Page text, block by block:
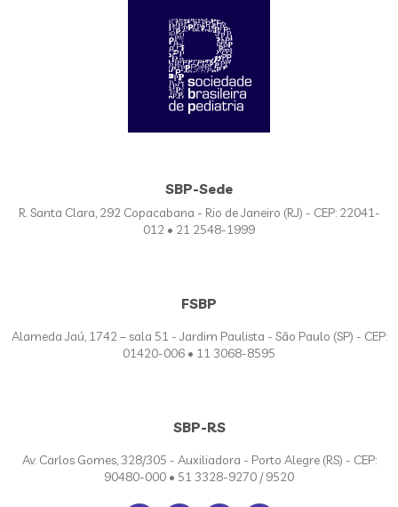
SBP-Sede
R. Santa Clara, 292 Copacabana - Rio de Janeiro (RJ) - CEP: 22041-
012 • 21 2548-1999
FSBP
Alameda Jaú, 1742 – sala 51 - Jardim Paulista - São Paulo (SP) - CEP:
01420-006 • 11 3068-8595
SBP-RS
Av. Carlos Gomes, 328/305 - Auxiliadora - Porto Alegre (RS) - CEP:
90480-000 • 51 3328-9270 / 9520